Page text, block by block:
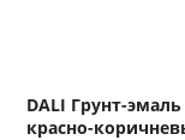
DALI Грунт-
красно-